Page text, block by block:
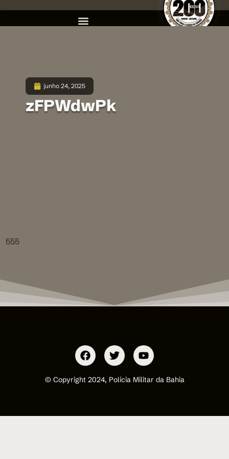
junho 24, 2025
zFPWdwPk
555
© Copyright 2024, Polícia Militar da Bahia